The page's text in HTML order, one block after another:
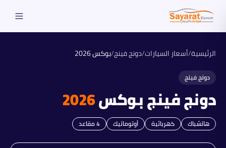
الرئيسية/أسعار السيارات/دونج فينج/بوكس2026
دونج فينج
دونج فينجبوكس2026
هاتشباك كهربائية أوتوماتيك 4مقاعد